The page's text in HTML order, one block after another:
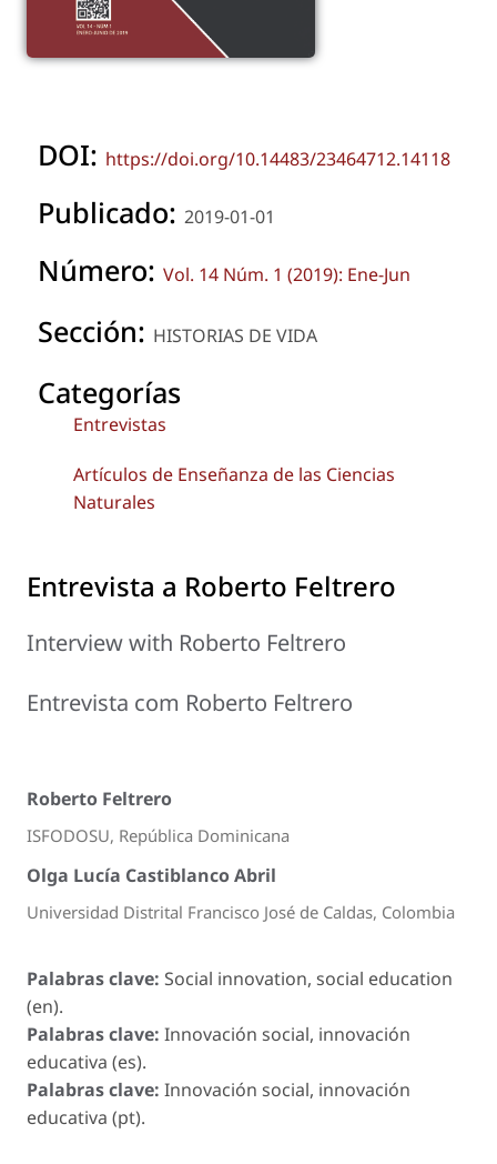
DOI: https://doi.org/10.14483/23464712.14118
Publicado: 2019-01-01
Número: Vol. 14 Núm. 1 (2019): Ene-Jun
Sección: HISTORIAS DE VIDA
Categorías
Entrevistas
Artículos de Enseñanza de las Ciencias
Naturales
Entrevista a Roberto Feltrero
Interview with Roberto Feltrero
Entrevista com Roberto Feltrero
Roberto Feltrero
ISFODOSU, República Dominicana
Olga Lucía Castiblanco Abril
Universidad Distrital Francisco José de Caldas, Colombia
Palabras clave: Social innovation, social education
(en).
Palabras clave: Innovación social, innovación
educativa (es).
Palabras clave: Innovación social, innovación
educativa (pt).